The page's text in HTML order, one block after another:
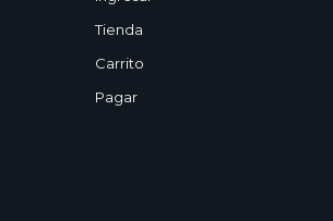
Tienda
Carrito
Pagar